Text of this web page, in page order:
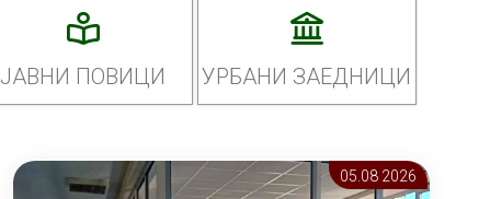
ЈАВНИ ПОВИЦИ УРБАНИ ЗАЕДНИЦИ
05.08 2026